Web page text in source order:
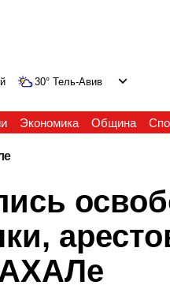
30° Тель-Авив
Экономика Община